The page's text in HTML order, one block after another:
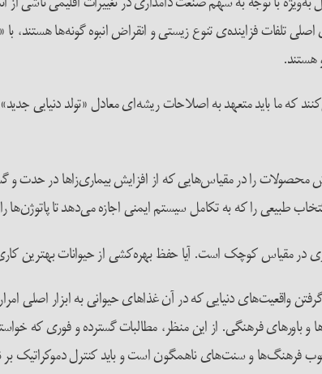
تلفات فزاینده‌ی تنوع زیستی و انقراض انبوه گونه‌ها هستند،
هستند.
ما باید متعهد به اصلاحات ریشه‌ای معادل «تولد دنیایی
محصولات را در مقیاس‌هایی که از افزایش بیماری‌زاها در حدت و
طبیعی را که به تکامل سیستم ایمنی اجازه می‌دهد تا پاتوژن‌ها
در مقیاس کوچک است. آیا حفظ بهره‌کشی از حیوانات بهترین
واقعیت‌های دنیایی که در آن غذاهای حیوانی به ابزار اصلی
فرهنگی. از این منظر، مطالبات گسترده و فوری که
فرهنگ‌ها و سنت‌های ناهمگون است و باید کنترل دموکراتیک